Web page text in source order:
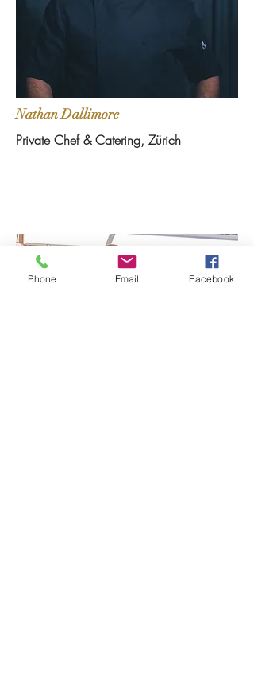
Nathan Dallimore
Private Chef & Catering, Zürich
Phone Email Facebook